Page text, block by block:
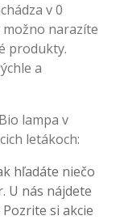
v 0
narazíte
produkty.
a
lampa v
letákoch:
hľadáte niečo
U nás nájdete
si akcie